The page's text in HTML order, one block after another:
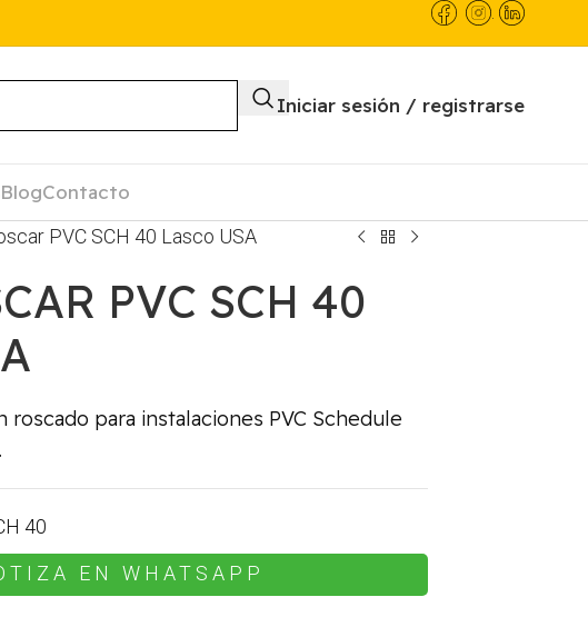
.
Iniciar sesión / registrarse
BlogContacto
PVC SCH 40 Lasco USA
PVC SCH 40
para instalaciones PVC Schedule
40
EN WHATSAPP